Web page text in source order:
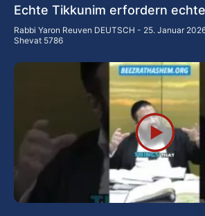
Echte Tikkunim erfordern
Rabbi Yaron Reuven DEUTSCH
25. Januar
Shevat 5786